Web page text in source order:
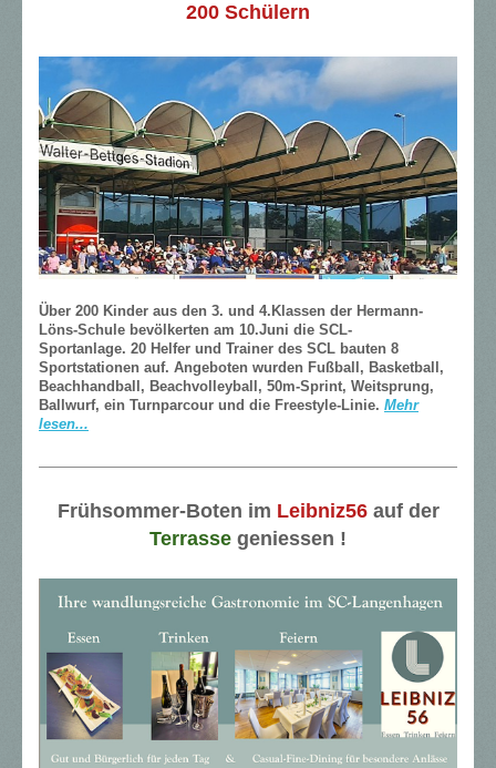
200 Schülern
Über 200 Kinder aus den 3. und 4.Klassen der Hermann-
Löns-Schule bevölkerten am 10.Juni die SCL-
Sportanlage. 20 Helfer und Trainer des SCL bauten 8
Sportstationen auf. Angeboten wurden Fußball, Basketball,
Beachhandball, Beachvolleyball, 50m-Sprint, Weitsprung,
Ballwurf, ein Turnparcour und die Freestyle-Linie. Mehr
lesen...
Frühsommer-Boten im Leibniz56auf der
Terrasse geniessen !